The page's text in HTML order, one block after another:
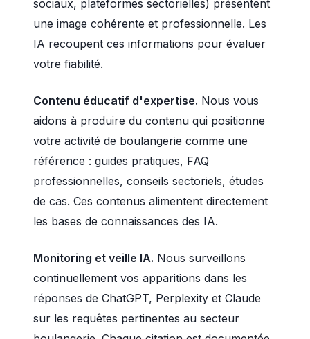
sociaux, plateformes sectorielles) présentent
une image cohérente et professionnelle. Les
IA recoupent ces informations pour évaluer
votre fiabilité.
Contenu éducatif d'expertise. Nous vous
aidons à produire du contenu qui positionne
votre activité de boulangerie comme une
référence : guides pratiques, FAQ
professionnelles, conseils sectoriels, études
de cas. Ces contenus alimentent directement
les bases de connaissances des IA.
Monitoring et veille IA. Nous surveillons
continuellement vos apparitions dans les
réponses de ChatGPT, Perplexity et Claude
sur les requêtes pertinentes au secteur